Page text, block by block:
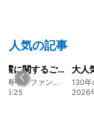
人気の記事
大人気メニュー「唐揚げ弁当」のレシピをご紹介します！
130年の伝統と革新 ヤマタカ醤油ファンド
7月22日 08:10